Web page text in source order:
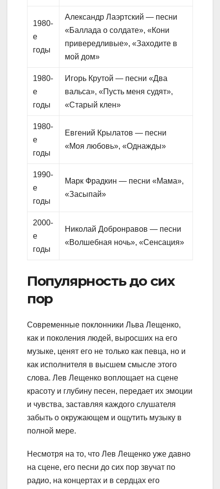
1980-
е
годы
Александр Лаэртский — песни
«Баллада о солдате», «Кони
привередливые», «Заходите в
мой дом»
1980-
е
годы
Игорь Крутой — песни «Два
вальса», «Пусть меня судят»,
«Старый клен»
1980-
е
годы
Евгений Крылатов — песни
«Моя любовь», «Однажды»
1990-
е
годы
Марк Фрадкин — песни «Мама»,
«Засыпай»
2000-
е
годы
Николай Добронравов — песни
«Волшебная ночь», «Сенсация»
Популярность до сих
пор
Современные поклонники Льва Лещенко,
как и поколения людей, выросших на его
музыке, ценят его не только как певца, но и
как исполнителя в высшем смысле этого
слова. Лев Лещенко воплощает на сцене
красоту и глубину песен, передает их эмоции
и чувства, заставляя каждого слушателя
забыть о окружающем и ощутить музыку в
полной мере.
Несмотря на то, что Лев Лещенко уже давно
на сцене, его песни до сих пор звучат по
радио, на концертах и в сердцах его